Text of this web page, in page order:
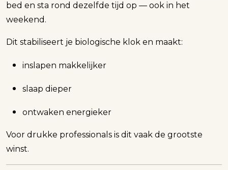
bed en sta rond dezelfde tijd op — ook in het
weekend.
Dit stabiliseert je biologische klok en maakt:
inslapen makkelijker
slaap dieper
ontwaken energieker
Voor drukke professionals is dit vaak de grootste
winst.